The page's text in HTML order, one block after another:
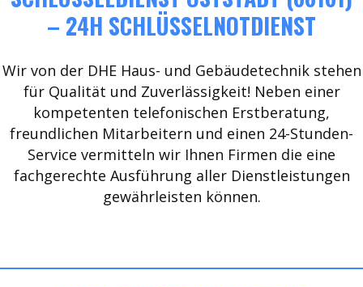
– 24H SCHLÜSSELNOTDIENST
Wir von der DHE Haus- und Gebäudetechnik stehen
für Qualität und Zuverlässigkeit! Neben einer
kompetenten telefonischen Erstberatung,
freundlichen Mitarbeitern und einen 24-Stunden-
Service vermitteln wir Ihnen Firmen die eine
fachgerechte Ausführung aller Dienstleistungen
gewährleisten können.